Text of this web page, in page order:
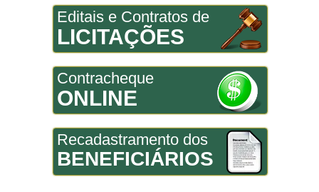
Editais e Contratos de
LICITAÇÕES
Contracheque
ONLINE
Recadastramento dos
BENEFICIÁRIOS